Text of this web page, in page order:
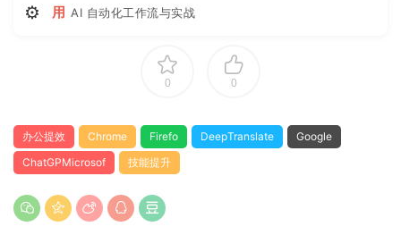
⚙ 用 AI 自动化工作流与实战
0 0
办公提效 Chrome Firefo DeepTranslate
Google
ChatGPMicrosof
技能提升